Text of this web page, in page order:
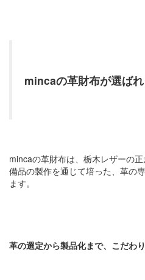
mincaの革財布が選ば
mincaの革財布は、栃木レザーの
備品の製作を通じて培った、革の
ます。
革の選定から製品化まで、こだわ